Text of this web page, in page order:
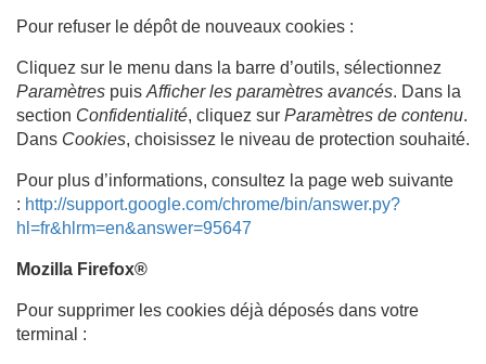
Pour refuser le dépôt de nouveaux cookies :
Cliquez sur le menu dans la barre d’outils, sélectionnez
Paramètres puis Afficher les paramètres avancés. Dans la
section Confidentialité, cliquez sur Paramètres de contenu.
Dans Cookies, choisissez le niveau de protection souhaité.
Pour plus d’informations, consultez la page web suivante
: http://support.google.com/chrome/bin/answer.py?
hl=fr&hlrm=en&answer=95647
Mozilla Firefox®
Pour supprimer les cookies déjà déposés dans votre
terminal :